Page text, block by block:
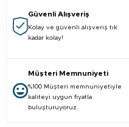
Güvenli Alışveriş
Kolay ve güvenli alışveriş tık
kadar kolay!
Müşteri Memnuniyeti
%100 Müşteri memnuniyetiyle
kaliteyi uygun fiyatla
buluşturuyoruz.